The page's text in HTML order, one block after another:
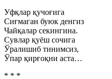
Уфқлар қучоғига
Сиғмаган буюк денгиз
Чайқалар секингина.
Сувлар қуёш сочига
Ўралишиб тинимсиз,
Ўпар қирғоқни аста…
* * *